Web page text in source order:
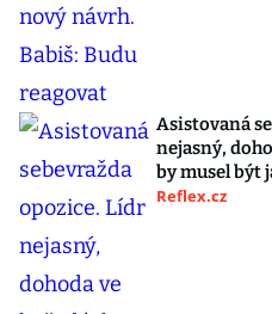
Asistovaná
nejasný,
by musel být
Reflex.cz